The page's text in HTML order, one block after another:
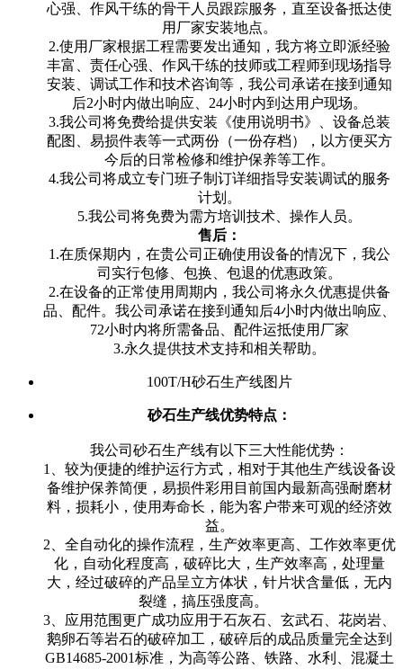
心强、作风干练的骨干人员跟踪服务，直至设备抵达使
用厂家安装地点。
2.使用厂家根据工程需要发出通知，我方将立即派经验
丰富、责任心强、作风干练的技师或工程师到现场指导
安装、调试工作和技术咨询等，我公司承诺在接到通知
后2小时内做出响应、24小时内到达用户现场。
3.我公司将免费给提供安装《使用说明书》、设备总装
配图、易损件表等一式两份（一份存档），以方便买方
今后的日常检修和维护保养等工作。
4.我公司将成立专门班子制订详细指导安装调试的服务
计划。
5.我公司将免费为需方培训技术、操作人员。
售后：
1.在质保期内，在贵公司正确使用设备的情况下，我公
司实行包修、包换、包退的优惠政策。
2.在设备的正常使用周期内，我公司将永久优惠提供备
品、配件。我公司承诺在接到通知后4小时内做出响应、
72小时内将所需备品、配件运抵使用厂家
3.永久提供技术支持和相关帮助。
100T/H砂石生产线图片
砂石生产线优势特点：
我公司砂石生产线有以下三大性能优势：
1、较为便捷的维护运行方式，相对于其他生产线设备设
备维护保养简便，易损件彩用目前国内最新高强耐磨材
料，损耗小，使用寿命长，能为客户带来可观的经济效
益。
2、全自动化的操作流程，生产效率更高、工作效率更优
化，自动化程度高，破碎比大，生产效率高，处理量
大，经过破碎的产品呈立方体状，针片状含量低，无内
裂缝，搞压强度高。
3、应用范围更广成功应用于石灰石、玄武石、花岗岩、
鹅卵石等岩石的破碎加工，破碎后的成品质量完全达到
GB14685-2001标准，为高等公路、铁路、水利、混凝土